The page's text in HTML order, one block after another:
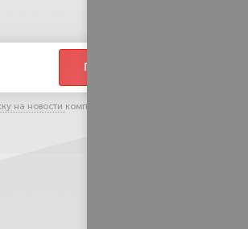
ПЕРЕЗВОНИТЕ
на новости компании и тематические